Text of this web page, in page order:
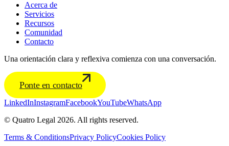
Acerca de
Servicios
Recursos
Comunidad
Contacto
Una orientación clara y reflexiva comienza con una conversación.
Ponte en contacto
LinkedInInstagramFacebookYouTubeWhatsApp
© Quatro Legal 2026. All rights reserved.
Terms & ConditionsPrivacy PolicyCookies Policy